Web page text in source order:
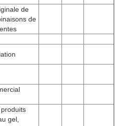
de
de
gel,